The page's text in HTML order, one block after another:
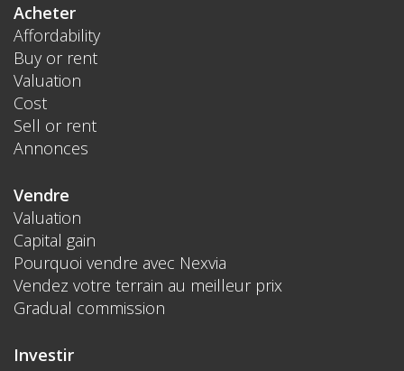
Acheter
Affordability
Buy or rent
Valuation
Cost
Sell or rent
Annonces
Vendre
Valuation
Capital gain
Pourquoi vendre avec Nexvia
Vendez votre terrain au meilleur prix
Gradual commission
Investir